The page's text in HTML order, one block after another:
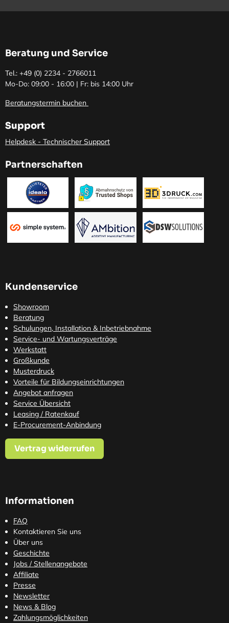
Beratung und Service
Tel.: +49 (0) 2234 - 2766011
Mo-Do: 09:00 - 16:00 | Fr: bis 14:00 Uhr
Beratungstermin buchen
Support
Helpdesk - Technischer Support
Partnerschaften
Kundenservice
Showroom
Beratung
Schulungen, Installation & Inbetriebnahme
Service- und Wartungsverträge
Werkstatt
Großkunde
Musterdruck
Vorteile für Bildungseinrichtungen
Angebot anfragen
Service Übersicht
Leasing / Ratenkauf
E-Procurement-Anbindung
Vertrag widerrufen
Informationen
FAQ
Kontaktieren Sie uns
Über uns
Geschichte
Jobs / Stellenangebote
Affiliate
Presse
Newsletter
News & Blog
Zahlungsmöglichkeiten